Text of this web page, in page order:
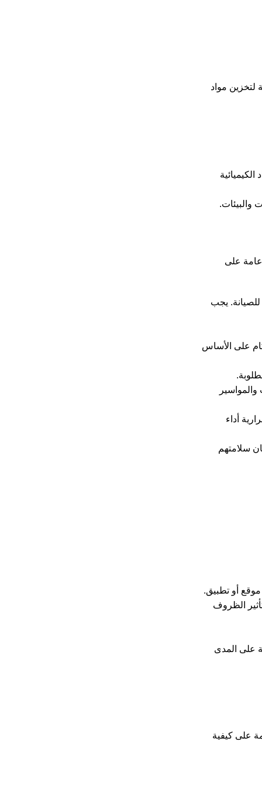
لتخزين مواد
والبيئات.
عامة على
للصيانة. يجب
على الأساس
أداء
سلامتهم
أو تطبيق.
الظروف
على المدى
على كيفية